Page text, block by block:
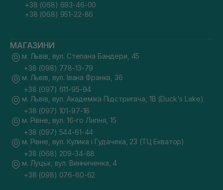
+38 (068) 693-46-00
+38 (068) 951-22-86
МАГАЗИНИ
м. Львів, вул. Степана Бандери, 45
+38 (098) 778-13-79
м. Львів, вул. Івана Франка, 36
+38 (097) 611-95-94
м. Львів, вул. Академіка Підстригача, 1В (Duck's Lake)
+38 (097) 101-97-16
м. Рівне, вул. 16-го Липня, 15
+38 (097) 544-61-44
м. Рівне, вул. Кулика і Гудачека, 23 (ТЦ Екватор)
+38 (068) 209-34-88
м. Луцьк, вул. Винниченка, 4
+38 (098) 076-60-62